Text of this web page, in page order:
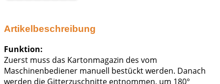
Artikelbeschreibung
Funktion:
Zuerst muss das Kartonmagazin des vom
Maschinenbediener manuell bestückt werden. Danach
werden die Gitterzuschnitte entnommen, um 180°